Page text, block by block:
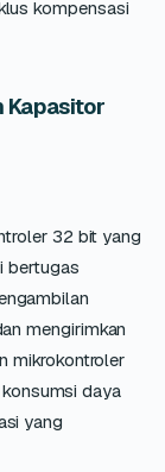
kompensasi
Kapasitor
32 bit yang
bertugas
mengirimkan
mikrokontroler
daya
yang